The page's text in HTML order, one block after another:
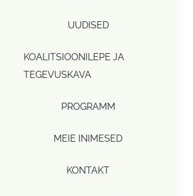
UUDISED
KOALITSIOONILEPE JA
TEGEVUSKAVA
PROGRAMM
MEIE INIMESED
KONTAKT